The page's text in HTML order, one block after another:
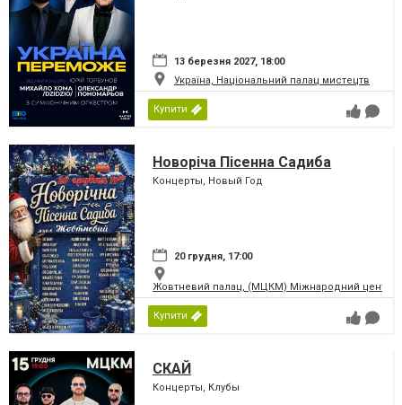
13 березня 2027, 18:00
Україна, Національний палац мистецтв
Купити
Новоріча Пісенна Садиба
Концерты, Новый Год
20 грудня, 17:00
Жовтневий палац, (МЦКМ) Міжнародний центр
Купити
СКАЙ
Концерты, Клубы